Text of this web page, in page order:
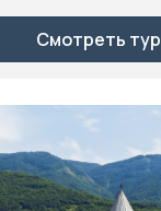
Смотреть тур